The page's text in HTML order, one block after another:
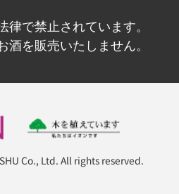
で禁止されています。
を販売いたしません。
Co., Ltd. All rights reserved.